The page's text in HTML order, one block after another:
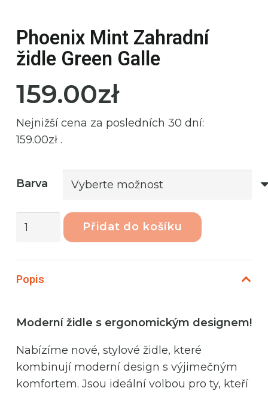
Phoenix Mint Zahradní
židle Green Galle
159.00zł
Nejnižší cena za posledních 30 dní:
159.00zł .
Barva
Phoenix
Green
množství
Přidat do košíku
Popis
Moderní židle s ergonomickým designem!
Nabízíme nové, stylové židle, které
kombinují moderní design s výjimečným
komfortem. Jsou ideální volbou pro ty, kteří